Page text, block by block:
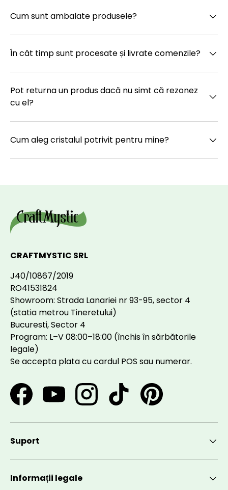
Cum sunt ambalate produsele?
În cât timp sunt procesate și livrate comenzile?
Pot returna un produs dacă nu simt că rezonez
cu el?
Cum aleg cristalul potrivit pentru mine?
CRAFTMYSTIC SRL
J40/10867/2019
RO41531824
Showroom: Strada Lanariei nr 93-95, sector 4
(statia metrou Tineretului)
Bucuresti, Sector 4
Program: L–V 08:00–18:00 (închis în sărbătorile
legale)
Se accepta plata cu cardul POS sau numerar.
FacebookYouTubeInstagramTikTok Pinterest
Suport
Informații legale